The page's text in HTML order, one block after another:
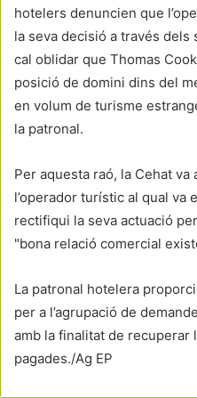
hotelers denuncien que
la seva decisió a través dels
cal oblidar que Thomas
posició de domini dins del
en volum de turisme
la patronal.
Per aquesta raó, la Cehat
l’operador turístic al qual va
rectifiqui la seva actuació
"bona relació comercial
La patronal hotelera
per a l’agrupació de
amb la finalitat de recuperar
pagades./Ag EP